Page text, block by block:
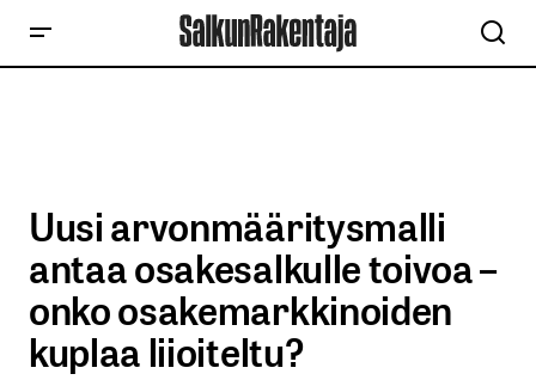
Uusi arvonmääritysmalli
antaa osakesalkulle toivoa –
onko osakemarkkinoiden
kuplaa liioiteltu?